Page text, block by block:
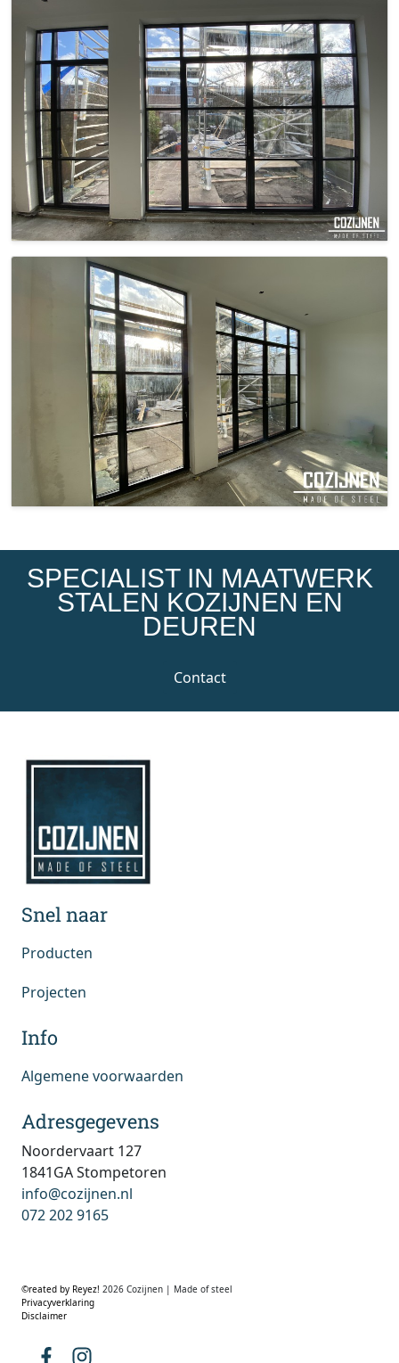
SPECIALIST IN MAATWERK
STALEN KOZIJNEN EN
DEUREN
Contact
Snel naar
Producten
Projecten
Info
Algemene voorwaarden
Adresgegevens
Noordervaart 127
1841GA Stompetoren
info@cozijnen.nl
072 202 9165
©reated by Reyez! 2026 Cozijnen | Made of steel
Privacyverklaring
Disclaimer